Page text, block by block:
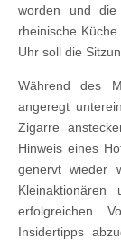
worden und
rheinische
Uhr soll die
Während des
angeregt
Zigarre
Hinweis eines
genervt wieder
erfolgreichen
Insidertipps